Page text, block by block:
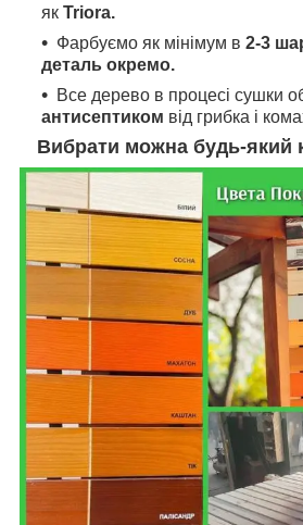
як Triora.
Фарбуємо як мінімум в 2-3
деталь окремо.
Все дерево в процесі сушки
антисептиком від грибка і
Вибрати можна будь-який